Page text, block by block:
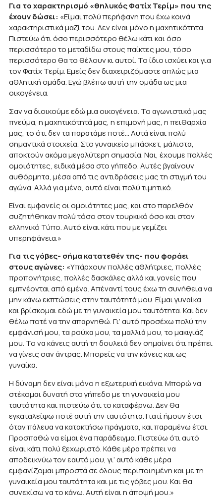
Για το χαρακτηρισμό «θηλυκός Φατίχ Τερίμ» που της
έχουν δώσει: «Είμαι πολύ περήφανη που έχω κοινά
χαρακτηριστικά μαζί του. Δεν είναι μόνο η μαχητικότητα.
Πιστεύω ότι όσο περισσότερο θέλω κάτι και όσο
περισσότερο το μεταδίδω στους παίκτες μου, τόσο
περισσότερο θα το θέλουν κι αυτοί. Το ίδιο ισχύει και για
τον Φατίχ Τερίμ. Εμείς δεν διαχειριζόμαστε απλώς μια
αθλητική ομάδα. Εγώ βλέπω αυτή την ομάδα ως μια
οικογένεια.
Σαν να διοικούμε εδώ μια οικογένεια. Το αγωνιστικό μας
πνεύμα, η μαχητικότητά μας, η επιμονή μας, η πειθαρχία
μας, το ότι δεν τα παρατάμε ποτέ… Αυτά είναι πολύ
σημαντικά στοιχεία. Στο γυναικείο μπάσκετ, μάλιστα,
αποκτούν ακόμα μεγαλύτερη σημασία. Ναι, έχουμε πολλές
ομοιότητες, ειδικά μέσα στο γήπεδο. Αυτές βγαίνουν
αυθόρμητα, μέσα από τις αντιδράσεις μας τη στιγμή του
αγώνα. Αλλά για μένα, αυτό είναι πολύ τιμητικό.
Είναι εμφανείς οι ομοιότητες μας, και στο παρελθόν
συζητήθηκαν πολύ τόσο στον τουρκικό όσο και στον
ελληνικό Τύπο. Αυτό είναι κάτι που με γεμίζει
υπερηφάνεια.»
Για τις γόβες- σήμα κατατεθέν της- που φοράει
στους αγώνες: «Υπάρχουν πολλές αθλήτριες, πολλές
προπονήτριες, πολλές δασκάλες αλλά και γονείς που
εμπνέονται από εμένα. Απέναντί τους έχω τη συνήθεια να
μην κάνω εκπτώσεις στην ταυτότητά μου. Είμαι γυναίκα
και βρίσκομαι εδώ με τη γυναικεία μου ταυτότητα. Και δεν
θέλω ποτέ να την απαρνηθώ. Γι’ αυτό προσέχω πολύ την
εμφάνισή μου, τα ρούχα μου, τα μαλλιά μου, το μακιγιάζ
μου. Το να κάνεις αυτή τη δουλειά δεν σημαίνει ότι πρέπει
να γίνεις σαν άντρας. Μπορείς να την κάνεις και ως
γυναίκα.
Η δύναμη δεν είναι μόνο η εξωτερική εικόνα. Μπορώ να
στέκομαι δυνατή στο γήπεδο με τη γυναικεία μου
ταυτότητα και πιστεύω ότι το καταφέρνω. Δεν θα
εγκαταλείψω ποτέ αυτή την ταυτότητα. Γιατί ήμουν έτσι
όταν πάλευα να κατακτήσω πράγματα, και παραμένω έτσι.
Προσπαθώ να είμαι ένα παράδειγμα. Πιστεύω ότι αυτό
είναι κάτι πολύ ξεχωριστό. Κάθε μέρα πρέπει να
αποδεικνύω τον εαυτό μου, γι’ αυτό κάθε μέρα
εμφανίζομαι μπροστά σε όλους περιποιημένη και με τη
γυναικεία μου ταυτότητα και με τις γόβες μου. Και θα
συνεχίσω να το κάνω. Αυτή είναι η άποψή μου.»